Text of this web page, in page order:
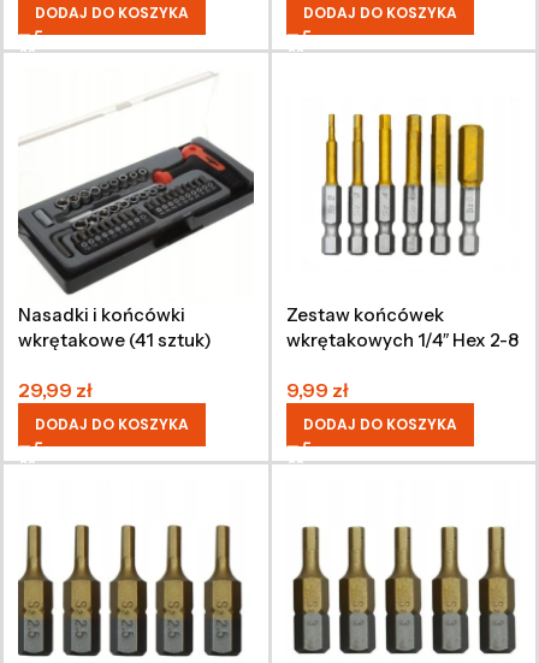
DODAJ DO KOSZYKA DODAJ DO KOSZYKA
Nasadki i końcówki
wkrętakowe (41 sztuk)
29,99 zł
DODAJ DO KOSZYKA
Zestaw końcówek
wkrętakowych 1/4″ Hex 2-8
9,99 zł
DODAJ DO KOSZYKA